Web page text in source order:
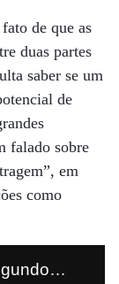
de que as
duas partes
saber se um
de
falado sobre
em
como